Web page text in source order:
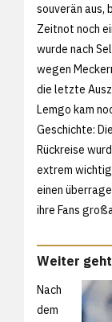
souverän aus,
Zeitnot noch
wurde nach
wegen
die letzte
Lemgo kam
Geschichte:
Rückreise
extrem
einen
ihre Fans
Weiter
Nach
dem